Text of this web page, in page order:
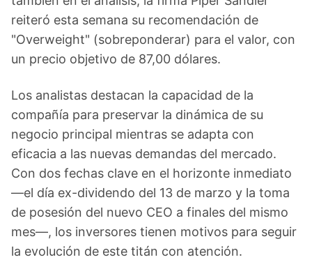
reiteró esta semana su recomendación de
"Overweight" (sobreponderar) para el valor, con
un precio objetivo de 87,00 dólares.
Los analistas destacan la capacidad de la
compañía para preservar la dinámica de su
negocio principal mientras se adapta con
eficacia a las nuevas demandas del mercado.
Con dos fechas clave en el horizonte inmediato
—el día ex-dividendo del 13 de marzo y la toma
de posesión del nuevo CEO a finales del mismo
mes—, los inversores tienen motivos para seguir
la evolución de este titán con atención.